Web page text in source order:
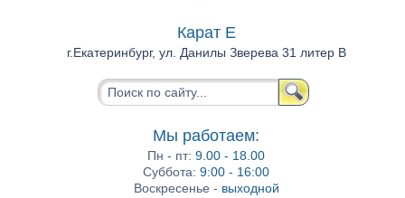
Карат Е
г.Екатеринбург, ул. Данилы Зверева 31 литер В
Мы работаем:
Пн - пт:9.00 - 18.00
Суббота:9:00 - 16:00
Воскресенье - выходной